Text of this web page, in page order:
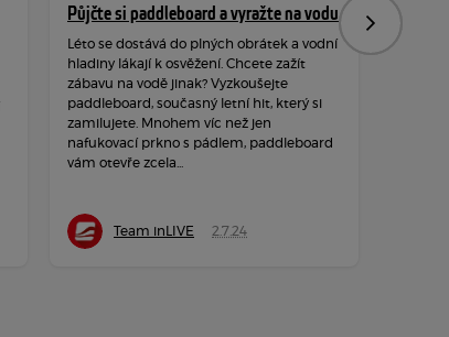
Půjčte si paddleboard a vyražte na vodu
Léto se dostává do plných obrátek a vodní
hladiny lákají k osvěžení. Chcete zažít
zábavu na vodě jinak? Vyzkoušejte
paddleboard, současný letní hit, který si
zamilujete. Mnohem víc než jen
nafukovací prkno s pádlem, paddleboard
vám otevře zcela...
Team inLIVE 2.7.24